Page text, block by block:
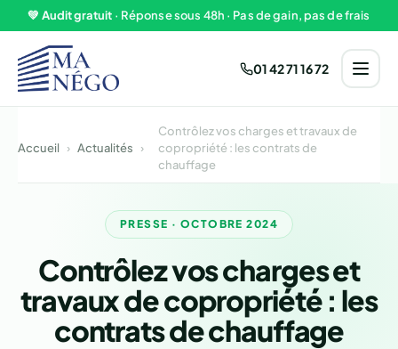
Aller au contenu
💚 Audit gratuit · Réponse sous 48h · Pas de gain, pas de frais
01 42 71 16 72
Accueil › Actualités ›
Contrôlez vos charges et travaux de
copropriété : les contrats de
chauffage
PRESSE · OCTOBRE 2024
Contrôlez vos charges et
travaux de copropriété : les
contrats de chauffage